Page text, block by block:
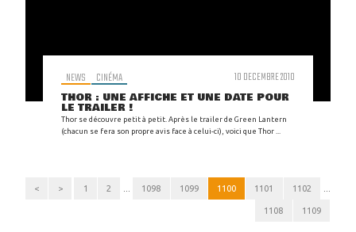
NEWS CINÉMA 10 DECEMBRE 2010
THOR : UNE AFFICHE ET UNE DATE POUR
LE TRAILER !
Thor se découvre petit à petit. Après le trailer de Green Lantern
(chacun se fera son propre avis face à celui-ci), voici que Thor ...
< > 1 2 1098 1099 1100 1101 1102
1108 1109